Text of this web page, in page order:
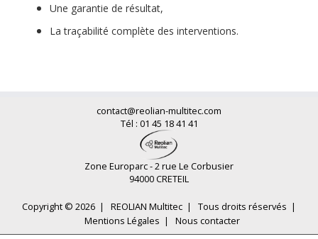
Une garantie de résultat,
La traçabilité complète des interventions.
contact@reolian-multitec.com
Tél : 01 45 18 41 41
Zone Europarc - 2 rue Le Corbusier
94000 CRETEIL
Copyright © 2026 | REOLIAN Multitec |
Tous droits réservés |
Mentions Légales | Nous contacter